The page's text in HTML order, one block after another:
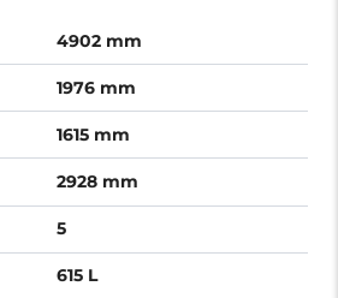
4902 mm
1976 mm
1615 mm
2928 mm
5
615 L